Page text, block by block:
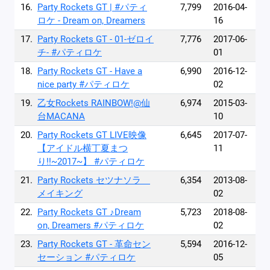
16. Party Rockets GT | #パティ
ロケ - Dream on, Dreamers
7,799
2016-04-
16
17. Party Rockets GT - 01-ゼロイ
チ- #パティロケ
7,776
2017-06-
01
18. Party Rockets GT - Have a
nice party #パティロケ
6,990
2016-12-
02
19. 乙女Rockets RAINBOW!@仙
台MACANA
6,974
2015-03-
10
20. Party Rockets GT LIVE映像
【アイドル横丁夏まつ
り!!~2017~】 #パティロケ
6,645
2017-07-
11
21. Party Rockets セツナソラ
メイキング
6,354
2013-08-
02
22. Party Rockets GT ♪Dream
on, Dreamers #パティロケ
5,723
2018-08-
02
23. Party Rockets GT - 革命セン
セーション #パティロケ
5,594
2016-12-
05